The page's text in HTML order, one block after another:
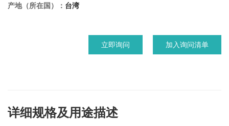
产地（所在国）： 台湾
立即询问 加入询问清单
详细规格及用途描述